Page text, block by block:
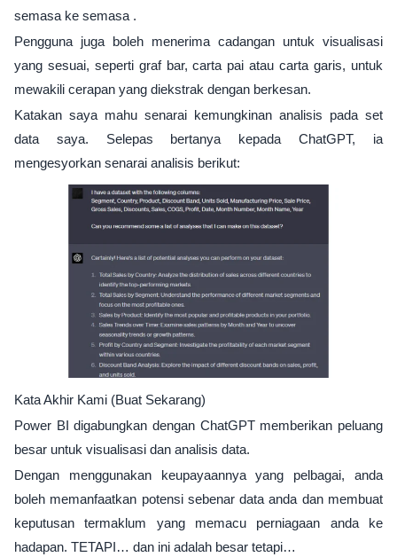
semasa ke semasa .
Pengguna juga boleh menerima cadangan untuk visualisasi
yang sesuai, seperti graf bar, carta pai atau carta garis, untuk
mewakili cerapan yang diekstrak dengan berkesan.
Katakan saya mahu senarai kemungkinan analisis pada set
data saya. Selepas bertanya kepada ChatGPT, ia
mengesyorkan senarai analisis berikut:
Kata Akhir Kami (Buat Sekarang)
Power BI digabungkan dengan ChatGPT memberikan peluang
besar untuk visualisasi dan analisis data.
Dengan menggunakan keupayaannya yang pelbagai, anda
boleh memanfaatkan potensi sebenar data anda dan membuat
keputusan termaklum yang memacu perniagaan anda ke
hadapan. TETAPI… dan ini adalah besar tetapi…